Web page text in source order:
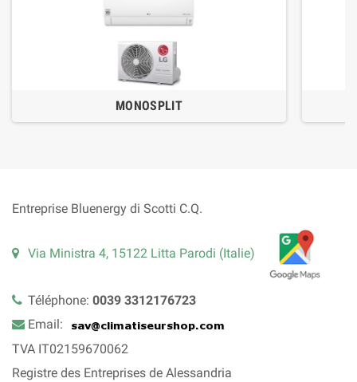
MONOSPLIT
Entreprise Bluenergy di Scotti C.Q.
Via Ministra 4, 15122 Litta Parodi (Italie)
Téléphone: 0039 3312176723
Email:
TVA IT02159670062
Registre des Entreprises de Alessandria